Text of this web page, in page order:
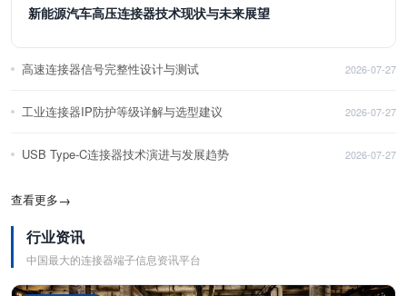
新能源汽车高压连接器技术现状与未来展望
高速连接器信号完整性设计与测试 2026-07-27
工业连接器IP防护等级详解与选型建议 2026-07-27
USB Type-C连接器技术演进与发展趋势 2026-07-27
查看更多→
行业资讯
中国最大的连接器端子信息资讯平台